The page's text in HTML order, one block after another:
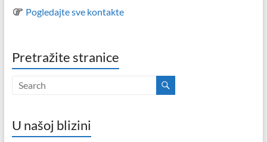
Pogledajte sve kontakte
Pretražite stranice
U našoj blizini